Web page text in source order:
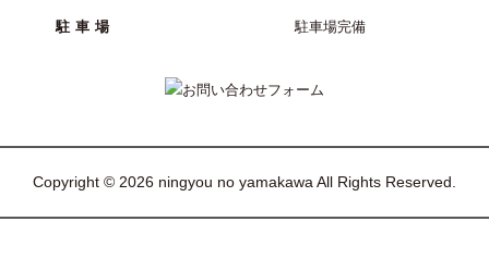
駐車場 駐車場完備
Copyright © 2026 ningyou no yamakawa All Rights Reserved.